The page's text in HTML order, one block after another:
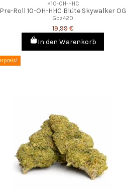
⚡10-OH-HHC
Pre-Roll 10-OH-HHC Blüte Skywalker OG
Gbz420
19,99 €
In den Warenkorb